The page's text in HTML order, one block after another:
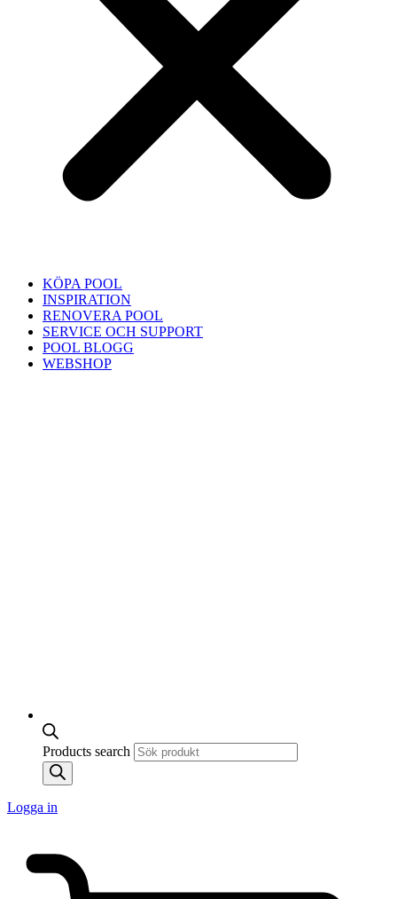
KÖPA POOL
INSPIRATION
RENOVERA POOL
SERVICE OCH SUPPORT
POOL BLOGG
WEBSHOP
Products search
Logga in